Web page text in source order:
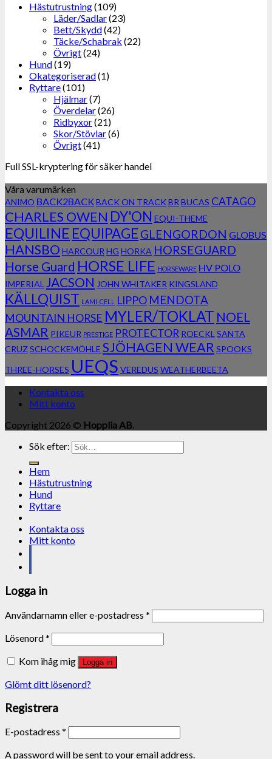
Hästutrustning(109)
Läder/Sadlar(23)
Bett/Skydd(42)
Täcke/Schabrak (22)
Övrigt(24)
Hund(19)
Okategoriserad(1)
Ryttare(101)
Hjälmar(7)
Överdelar(26)
Ridbyxor(21)
Skor/Stövlar(6)
Övrigt(41)
Full SSL-kryptering för säker handel
Våra varumärken
ANIMO BACK2BACKBACK ON TRACK BR BUCAS CATAGO
CHARLES OWEN DY'ON EQUI-THEME
EQUILINE EQUIPAGE GLENGORDON GLOBUS
HANSBO HARCOUR HG HORKA HORSEGUARD
Horse Guard HORSE LIFE HORSEWARE HV POLO
IMPERIAL JACSON JOHN WHITAKER KINGSLAND
KÄLLQUIST LAMI-CELL LIPPO MENDOTA
MOUNTAIN HORSE MYLER/TOKLAT NOEL
ASMAR PIKEUR PRESTIGE PROTECTOR ROECKL SANTA
CRUZSCHOCKEMÖHLE SJÖHAGEN WEAR SPOOKS
THREE-HORSES UEQS VEREDUS WEATHERBEETA
Kontakta oss
Mitt konto
Copyright 2026 © Hopplia AB.
Sök efter:
Hem
Hästutrustning
Hund
Ryttare
Kontakta oss
Mitt konto
Logga in
Användarnamn eller e-postadress *
Lösenord*
Kom ihåg mig
Logga in
Glömt ditt lösenord?
Registrera
E-postadress *
A password will be sent to your email address.